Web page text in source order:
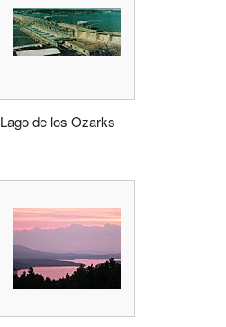
Lago de los Ozarks